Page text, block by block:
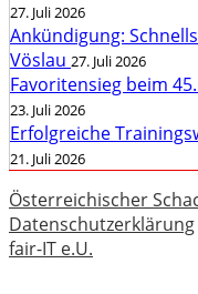
27. Juli 2026
Ankündigung:
Vöslau 27. Juli 2026
Favoritensieg beim
23. Juli 2026
Erfolgreiche
21. Juli 2026
Österreichischer
Datenschutzerklärung
fair-IT e.U.